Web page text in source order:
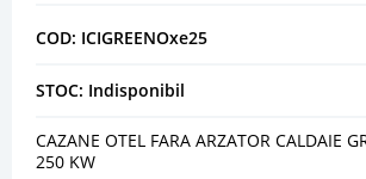
COD: ICIGREENOxe25
STOC: Indisponibil
CAZANE OTEL FARA ARZATOR CALDAIE
250 KW